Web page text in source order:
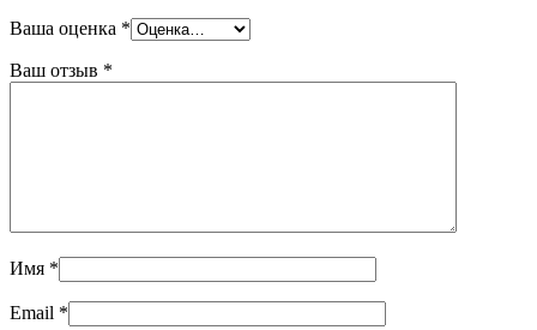
Ваша оценка *
Ваш отзыв *
Имя *
Email *